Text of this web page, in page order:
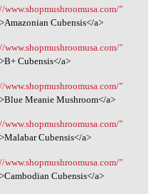
www.shopmushroomusa.com/"
Cubensis</a>
www.shopmushroomusa.com/"
Cubensis</a>
www.shopmushroomusa.com/"
Meanie Mushroom</a>
www.shopmushroomusa.com/"
Cubensis</a>
www.shopmushroomusa.com/"
Cubensis</a>